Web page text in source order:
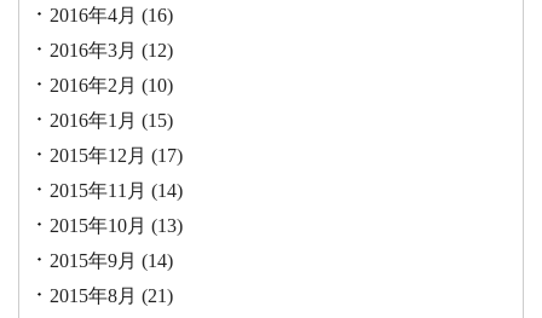
2016年4月 (16)
2016年3月 (12)
2016年2月 (10)
2016年1月 (15)
2015年12月 (17)
2015年11月 (14)
2015年10月 (13)
2015年9月 (14)
2015年8月 (21)